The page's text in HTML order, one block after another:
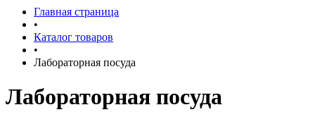
Главная страница
•
Каталог товаров
•
Лабораторная посуда
Лабораторная посуда